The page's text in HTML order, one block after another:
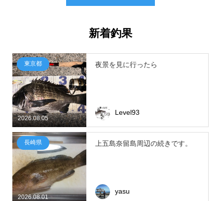
新着釣果
2026.08.05
東京都 夜景を見に行ったら
Level93
2026.08.01
長崎県 上五島奈留島周辺の続きです。
yasu